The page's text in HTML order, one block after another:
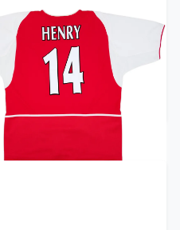
04 Arsenal Home Shirt
Henry #14 - 8/10 - (XXL)
359.99£ · ca. €425
Trikot kaufen